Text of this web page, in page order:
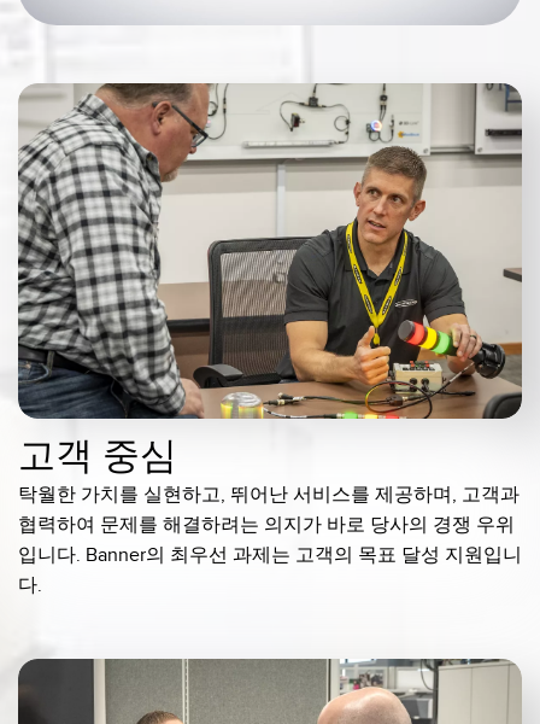
소프트웨어
Banner Measurement Sensor Software
센서 GUI 소프트웨어
TECHNOLOGY
IO-Link 지원 센서
고객 중심
탁월한 가치를 실현하고, 뛰어난 서비스를 제공하며, 고객과
협력하여 문제를 해결하려는 의지가 바로 당사의 경쟁 우위
입니다. Banner의 최우선 과제는 고객의 목표 달성 지원입니
다.